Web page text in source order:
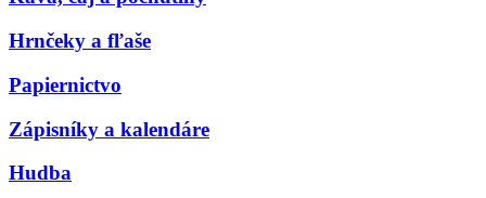
Hrnčeky a fľaše
Papiernictvo
Zápisníky a kalendáre
Hudba